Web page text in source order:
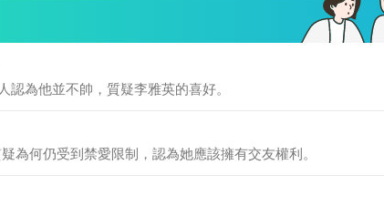
為他並不帥，質疑李雅英的喜好。
為何仍受到禁愛限制，認為她應該擁有交友權利。